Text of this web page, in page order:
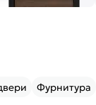
Фурнитура